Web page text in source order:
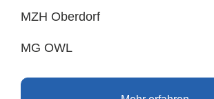
MZH Oberdorf
MG OWL